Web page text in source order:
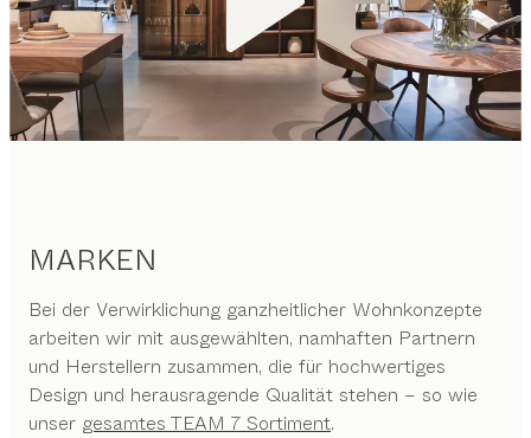
MARKEN
Bei der Verwirklichung ganzheitlicher Wohnkonzepte
arbeiten wir mit ausgewählten, namhaften Partnern
und Herstellern zusammen, die für hochwertiges
Design und herausragende Qualität stehen – so wie
unser gesamtes TEAM 7 Sortiment.